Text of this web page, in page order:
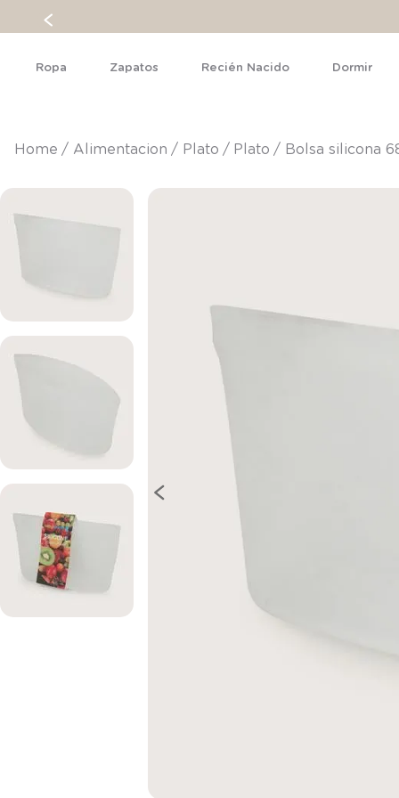
Ropa Zapatos Recién Nacido Dormir
alimentacion plato plato Bolsa silicona